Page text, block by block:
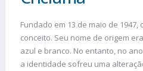
Fundado em 13 de maio de 1947,
conceito. Seu nome de origem
azul e branco. No entanto, no
a identidade sofreu uma